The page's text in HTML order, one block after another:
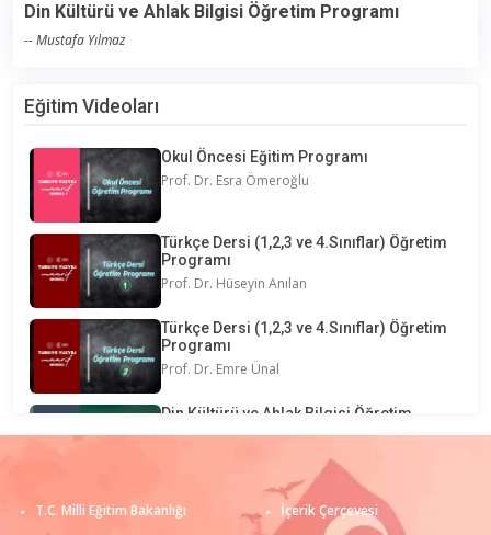
Eğitim Videoları
Okul Öncesi Eğitim Programı
Prof. Dr. Esra Ömeroğlu
Türkçe Dersi (1,2,3 ve 4.Sınıflar) Öğretim
Programı
Prof. Dr. Hüseyin Anılan
Türkçe Dersi (1,2,3 ve 4.Sınıflar) Öğretim
Programı
Prof. Dr. Emre Ünal
Din Kültürü ve Ahlak Bilgisi Öğretim
Programı
Din Kültürü ve Ahlak Bilgisi Öğretim
Programı
Din Kültürü ve Ahlak Bilgisi Öğretim Programı
-- Mustafa Yılmaz
T.C. Milli Eğitim Bakanlığı İçerik Çerçevesi